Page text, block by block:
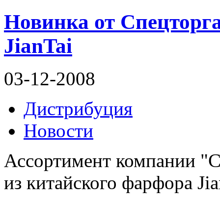
Новинка от
JianTai
03-12-2008
Дистрибуция
Новости
Ассортимент компании
из китайского фарфора